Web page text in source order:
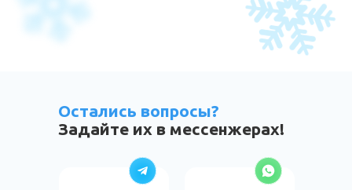
Остались вопросы?
Задайте их в мессенжерах!